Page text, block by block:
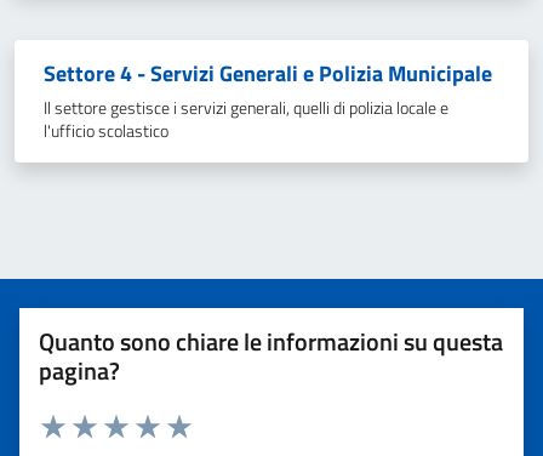
Settore 4 - Servizi Generali e Polizia Municipale
Il settore gestisce i servizi generali, quelli di polizia locale e
l'ufficio scolastico
Quanto sono chiare le informazioni su questa
pagina?